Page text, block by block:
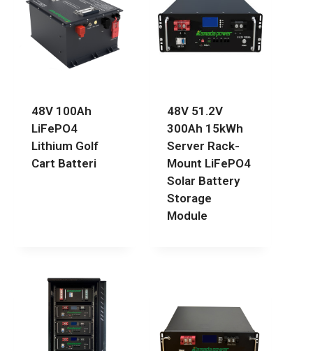
48V 100Ah
LiFePO4
Lithium Golf
Cart Batteri
48V 51.2V
300Ah 15kWh
Server Rack-
Mount LiFePO4
Solar Battery
Storage
Module